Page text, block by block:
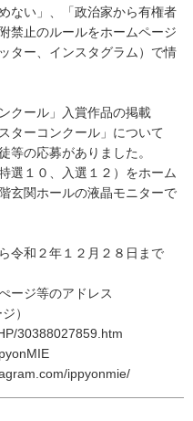
ない」、「政治家から有権者
禁止のルールをホームページ
ター、インスタグラム）で情
クール」入賞作品の掲載
ターコンクール」について
等の応募がありました。
選１０、入選１２）をホーム
玄関ホールの液晶モニターで
和２年１２月２８日まで
ージ等のアドレス
）
30388027859.htm
ippyonmie/